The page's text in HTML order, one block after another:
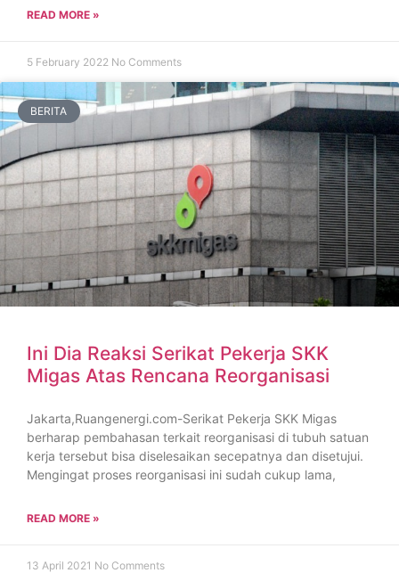
READ MORE »
5 February 2022 No Comments
BERITA
Ini Dia Reaksi Serikat Pekerja SKK
Migas Atas Rencana Reorganisasi
Jakarta,Ruangenergi.com-Serikat Pekerja SKK Migas
berharap pembahasan terkait reorganisasi di tubuh satuan
kerja tersebut bisa diselesaikan secepatnya dan disetujui.
Mengingat proses reorganisasi ini sudah cukup lama,
READ MORE »
13 April 2021 No Comments